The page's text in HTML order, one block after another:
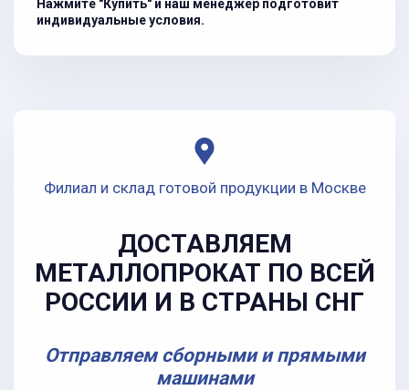
Нажмите "Купить" и наш менеджер подготовит
индивидуальные условия.
Филиал и склад готовой продукции в Москве
ДОСТАВЛЯЕМ
МЕТАЛЛОПРОКАТ ПО ВСЕЙ
РОССИИ И В СТРАНЫ СНГ
Отправляем сборными и прямыми
машинами